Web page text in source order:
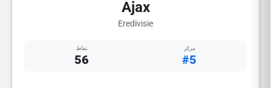
Ajax
Eredivisie
مركز
#5
نقاط
56